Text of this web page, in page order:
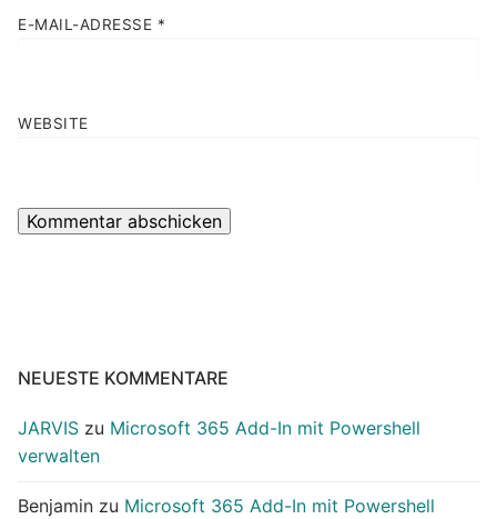
E-MAIL-ADRESSE *
WEBSITE
NEUESTE KOMMENTARE
JARVIS zu Microsoft 365 Add-In mit Powershell
verwalten
Benjamin zu Microsoft 365 Add-In mit Powershell